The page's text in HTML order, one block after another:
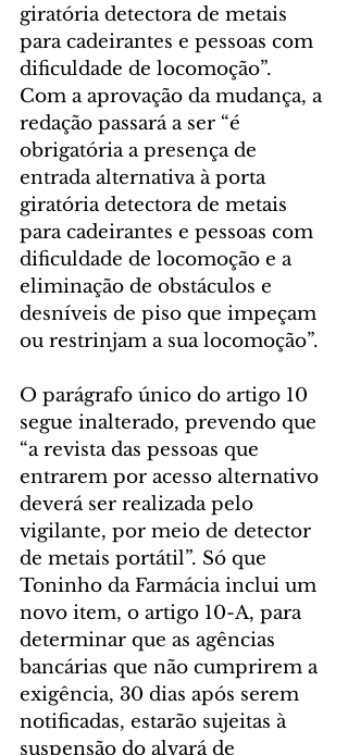
giratória detectora de metais
para cadeirantes e pessoas com
dificuldade de locomoção”.
Com a aprovação da mudança, a
redação passará a ser “é
obrigatória a presença de
entrada alternativa à porta
giratória detectora de metais
para cadeirantes e pessoas com
dificuldade de locomoção e a
eliminação de obstáculos e
desníveis de piso que impeçam
ou restrinjam a sua locomoção”.
O parágrafo único do artigo 10
segue inalterado, prevendo que
“a revista das pessoas que
entrarem por acesso alternativo
deverá ser realizada pelo
vigilante, por meio de detector
de metais portátil”. Só que
Toninho da Farmácia inclui um
novo item, o artigo 10-A, para
determinar que as agências
bancárias que não cumprirem a
exigência, 30 dias após serem
notificadas, estarão sujeitas à
suspensão do alvará de